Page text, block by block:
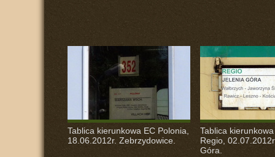
Tablica kierunkowa EC Polonia,
18.06.2012r. Zebrzydowice.
Tablica
Regio,
Góra.